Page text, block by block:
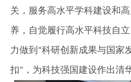
关，服务高水平学科建设和
养，自觉履行高水平科技自
力做到 “科研创新成果与国家
扣” ，为科技强国建设作出清